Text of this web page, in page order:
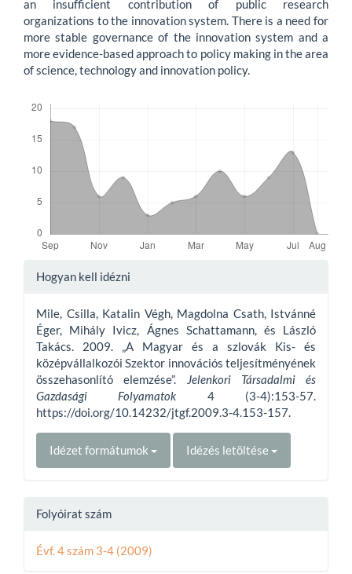
an insufficient contribution of public research
organizations to the innovation system. There is a need for
more stable governance of the innovation system and a
more evidence-based approach to policy making in the area
of science, technology and innovation policy.
Article
Hogyan kell idézni
Mile, Csilla, Katalin Végh, Magdolna Csath, Istvánné
Éger, Mihály Ivicz, Ágnes Schattamann, és László
Takács. 2009. „A Magyar és a szlovák Kis- és
középvállalkozói Szektor innovációs teljesítményének
összehasonlító elemzése”.
Jelenkori Társadalmi és
Gazdasági Folyamatok 4 (3-4):153-57.
https://doi.org/10.14232/jtgf.2009.3-4.153-157.
Idézet formátumok Idézés letöltése
Folyóirat szám
Évf. 4 szám 3-4 (2009)